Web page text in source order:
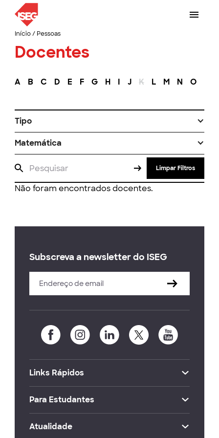
Início/ Pessoas
Docentes
A B C D E F G H I J K L M N O
Tipo
Matemática
Limpar Filtros
Não foram encontrados docentes.
Subscreva a newsletter do ISEG
Links Rápidos
Para Estudantes
Atualidade